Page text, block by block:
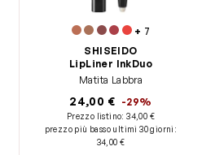
+ 7
SHISEIDO
LipLiner InkDuo
Matita Labbra
24,00 € -29%
Prezzo listino:34,00 €
prezzo più basso ultimi 30 giorni :
34,00 €